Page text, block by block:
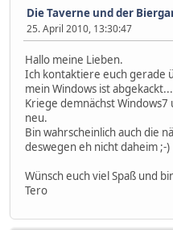
Die Taverne und der
25. April 2010, 13:30:47
Hallo meine Lieben.
Ich kontaktiere euch gerade
mein Windows ist abgekackt...
Kriege demnächst
neu.
Bin wahrscheinlich auch die
deswegen eh nicht daheim ;-)
Wünsch euch viel Spaß und
Tero